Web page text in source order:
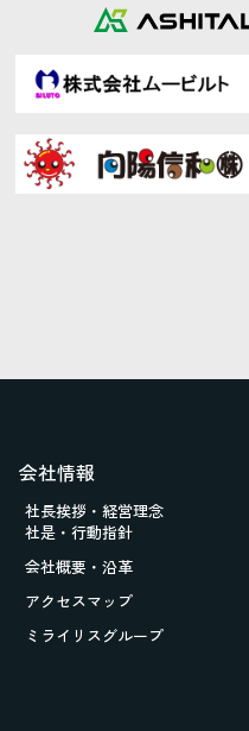
会社情報
社長挨拶・経営理念
社是・行動指針
会社概要・沿革
アクセスマップ
ミライリスグループ